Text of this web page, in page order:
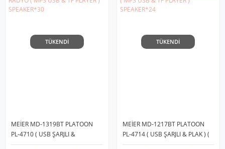
TÜKENDİ
MEİER MD-1319BT PLATOON
PL-4710 ( USB ŞARJLI &
NOSTALJİ ) ( BLUETOOTH ) (
TÜKENDİ
MEİER MD-1217BT PLATOON
PL-4714 ( USB ŞARJLI & PLAK ) (
BLUETOOTH ) ( İBRELİ ) FM